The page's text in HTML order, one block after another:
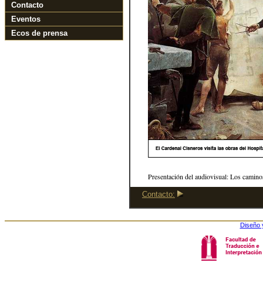
Contacto
Eventos
Ecos de prensa
Presentación del audiovisual: Los
Contacto:
Diseño